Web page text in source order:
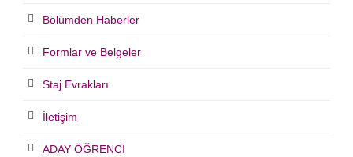
Bölümden Haberler
Formlar ve Belgeler
Staj Evrakları
İletişim
ADAY ÖĞRENCİ